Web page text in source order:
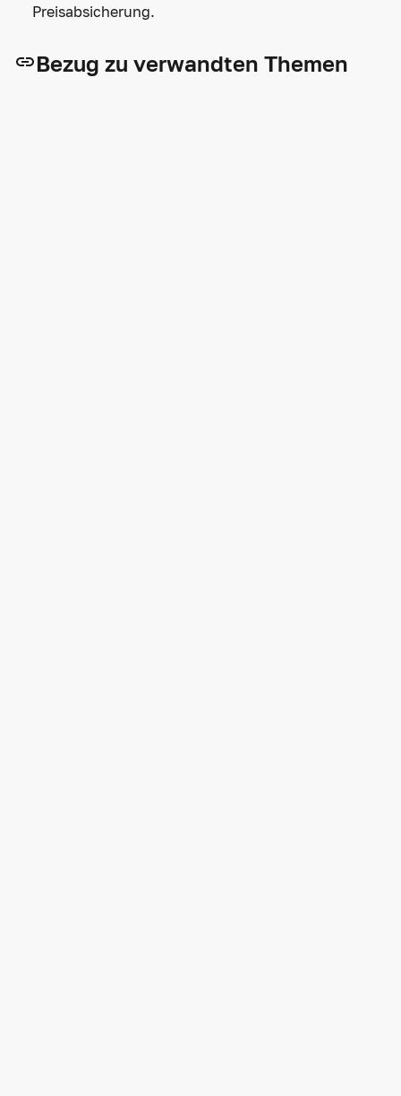
Preisabsicherung.
Bezug zu verwandten Themen